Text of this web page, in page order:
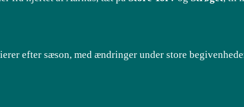
efter sæson, med ændringer under store